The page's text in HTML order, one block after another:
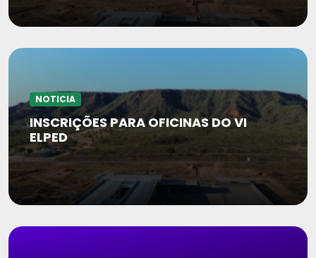
NOTICIA
INSCRIÇÕES PARA OFICINAS DO VI
ELPED